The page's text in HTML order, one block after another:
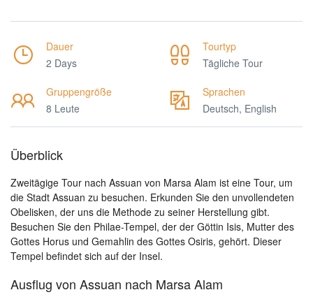
Dauer
2 Days
Tourtyp
Tägliche Tour
Gruppengröße
8 Leute
Sprachen
Deutsch, English
Überblick
Zweitägige Tour nach Assuan von Marsa Alam ist eine Tour, um
die Stadt Assuan zu besuchen. Erkunden Sie den unvollendeten
Obelisken, der uns die Methode zu seiner Herstellung gibt.
Besuchen Sie den Philae-Tempel, der der Göttin Isis, Mutter des
Gottes Horus und Gemahlin des Gottes Osiris, gehört. Dieser
Tempel befindet sich auf der Insel.
Ausflug von Assuan nach Marsa Alam